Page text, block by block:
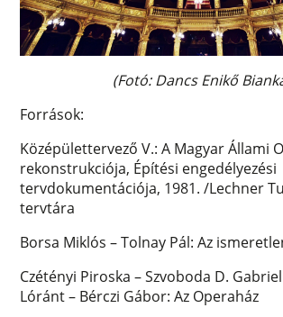
(Fotó: Dancs Enikő
Források:
Középülettervező V.: A Magyar Állami
rekonstrukciója, Építési engedélyezési
tervdokumentációja, 1981. /Lechner
tervtára
Borsa Miklós – Tolnay Pál: Az
Czétényi Piroska – Szvoboda D.
Lóránt – Bérczi Gábor: Az Operaház